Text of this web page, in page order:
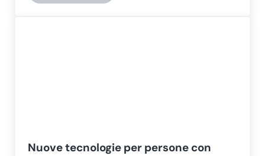
Nuove tecnologie per persone con